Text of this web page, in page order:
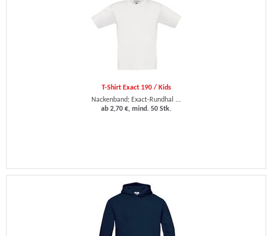
T-Shirt Exact 190 / Kids
Nackenband; Exact-Rundhal ...
ab 2,70 €, mind. 50 Stk.